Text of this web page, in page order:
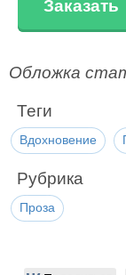
Заказать
Обложка
Теги
Вдохновение
Рубрика
Проза